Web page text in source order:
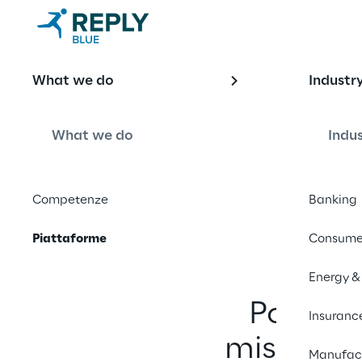
What we do
What we do
Competenze
Piattaforme
Banking
Energy
Piattaforme
Acceleratori
misura: